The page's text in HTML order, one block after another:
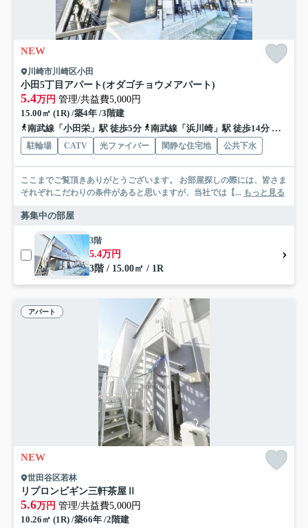
NEW
川崎市川崎区小田
小田5丁目アパート(オダゴチョウメアパート)
5.4万円 管理/共益費5,000円
15.00㎡ (1R) /築4年 /3階建
南武線「小田栄」駅 徒歩5分
南武線「浜川崎」駅 徒歩14分 南武線
駐輪場 CATV 光ファイバー 閑静な住宅地 公共下水
ここまでご覧頂きありがとうございます。 お部屋探しの際には、皆さま
それぞれこだわりの条件があると思いますが、当社では【... もっと見る
募集中の部屋
3階
5.4万円
3階 / 15.00㎡ / 1R
アパート
NEW
世田谷区若林
リプロンビギン三軒茶屋Ⅱ
5.6万円 管理/共益費5,000円
10.26㎡ (1R) /築66年 /2階建